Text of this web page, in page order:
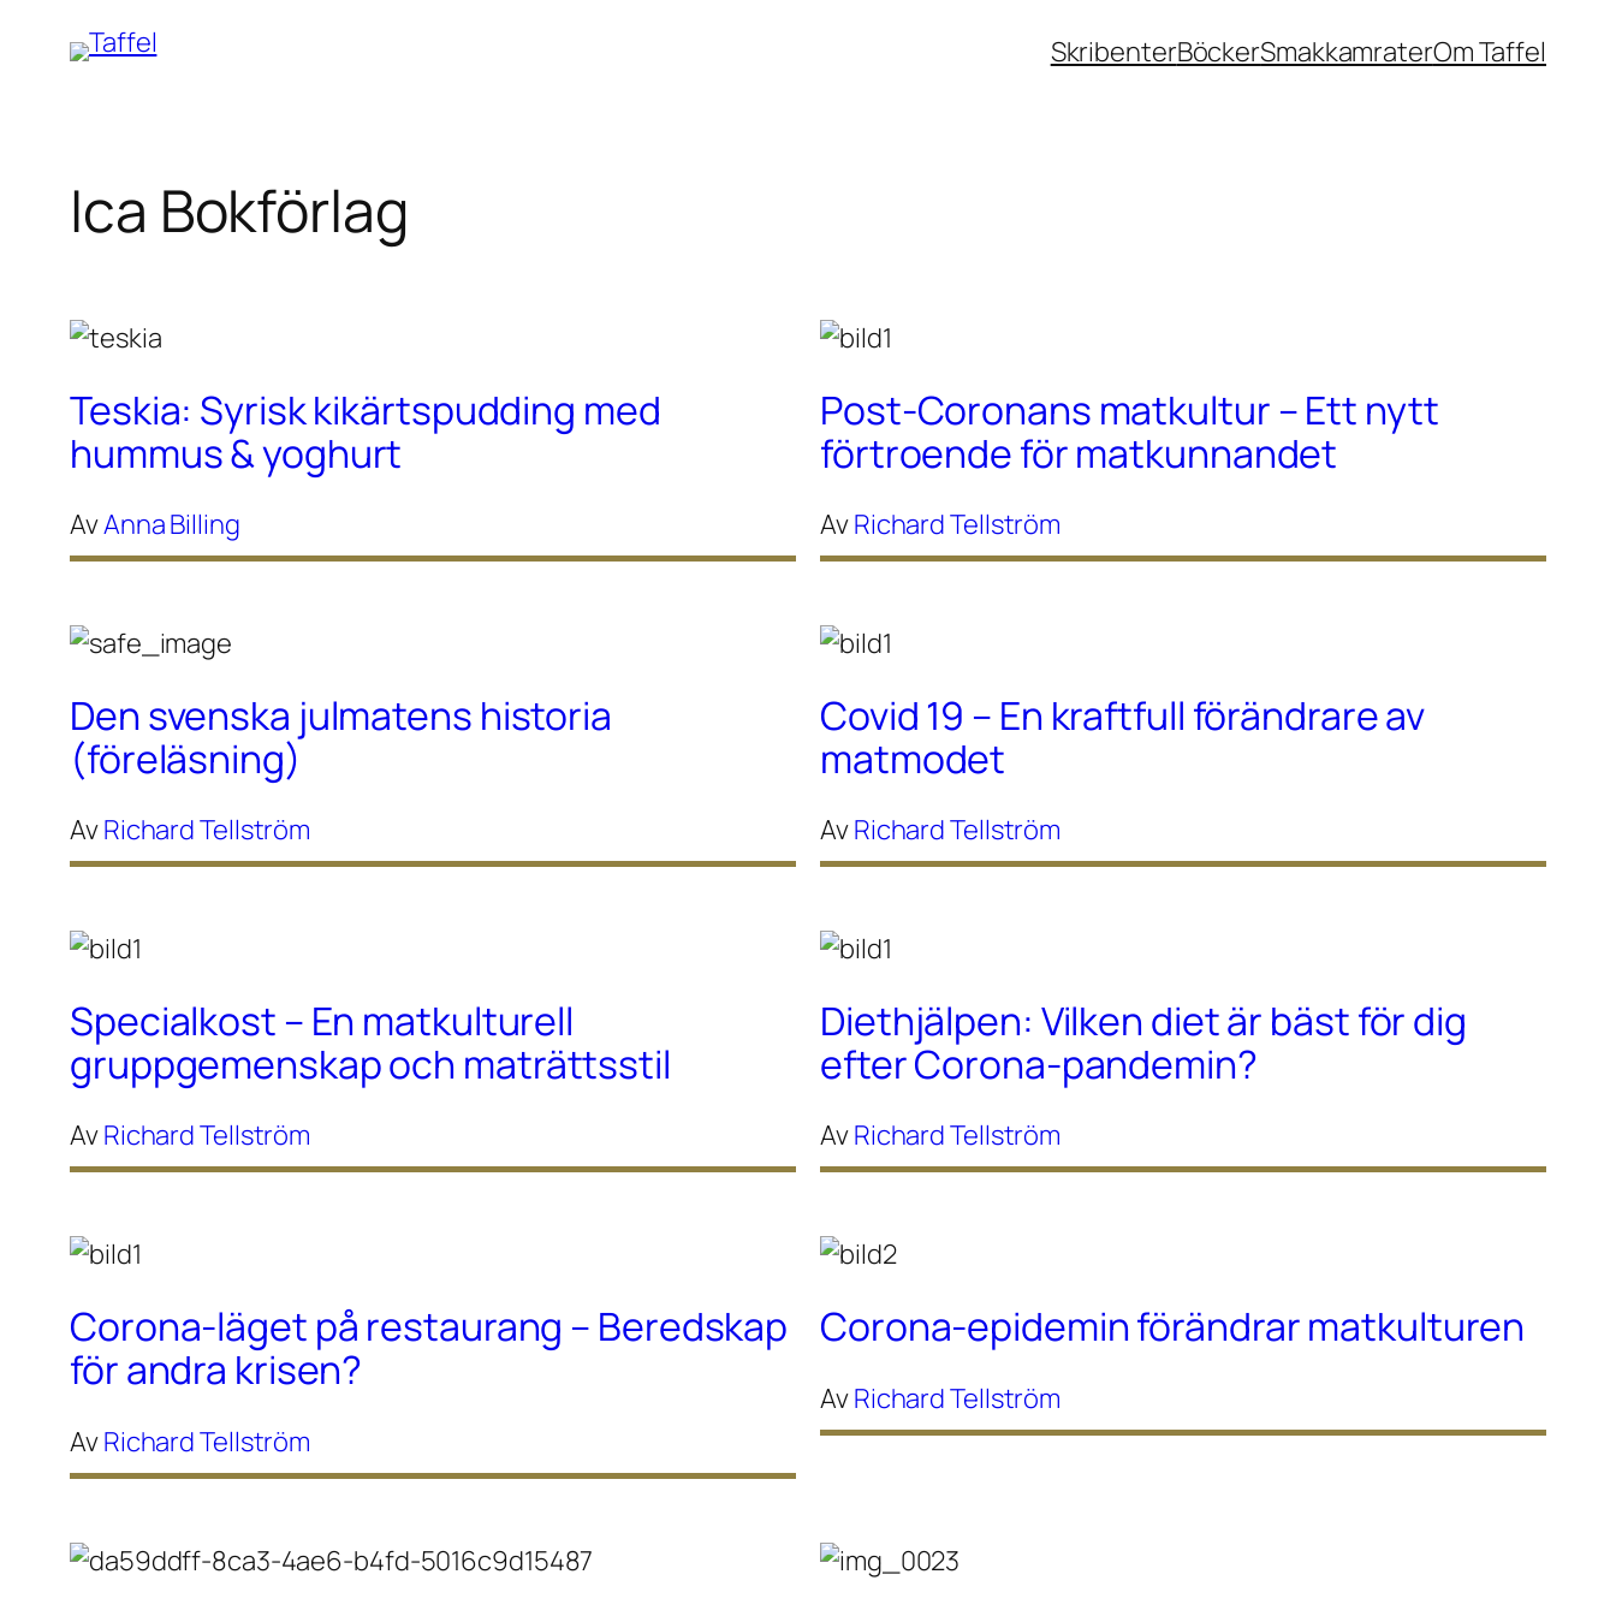
SkribenterBöckerSmakkamraterOm Taffel
Ica Bokförlag
Teskia: Syrisk kikärtspudding med
hummus & yoghurt
AvAnna Billing
Post-Coronans matkultur – Ett nytt
förtroende för matkunnandet
AvRichard Tellström
Den svenska julmatens historia
(föreläsning)
AvRichard Tellström
Covid 19 – En kraftfull förändrare av
matmodet
AvRichard Tellström
Specialkost – En matkulturell
gruppgemenskap och maträttsstil
AvRichard Tellström
Diethjälpen: Vilken diet är bäst för dig
efter Corona-pandemin?
AvRichard Tellström
Corona-läget på restaurang – Beredskap
för andra krisen?
AvRichard Tellström
Corona-epidemin förändrar matkulturen
AvRichard Tellström